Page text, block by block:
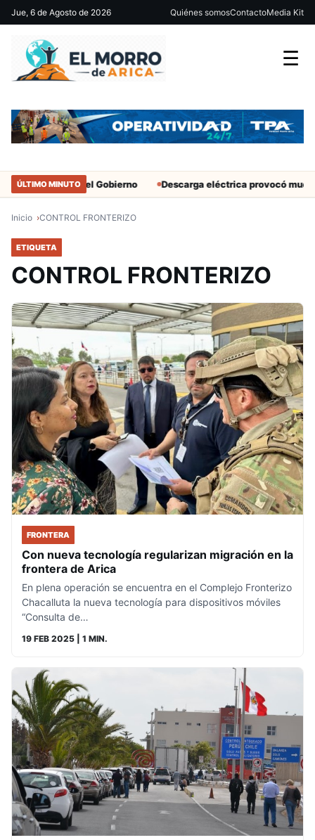
Jue, 6 de Agosto de 2026 Quiénes somosContactoMedia Kit
☰
ÚLTIMO MINUTO
militantes del Gobierno Descarga eléctrica provocó muerte
Inicio CONTROL FRONTERIZO
ETIQUETA
CONTROL FRONTERIZO
FRONTERA
Con nueva tecnología regularizan migración en la
frontera de Arica
En plena operación se encuentra en el Complejo Fronterizo
Chacalluta la nueva tecnología para dispositivos móviles
“Consulta de…
19 FEB 2025 | 1 MIN.